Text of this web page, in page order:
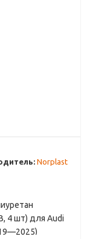
Norplast
4 шт) для Audi